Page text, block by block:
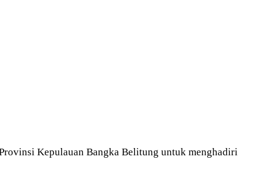
Kepulauan Bangka Belitung untuk menghadiri